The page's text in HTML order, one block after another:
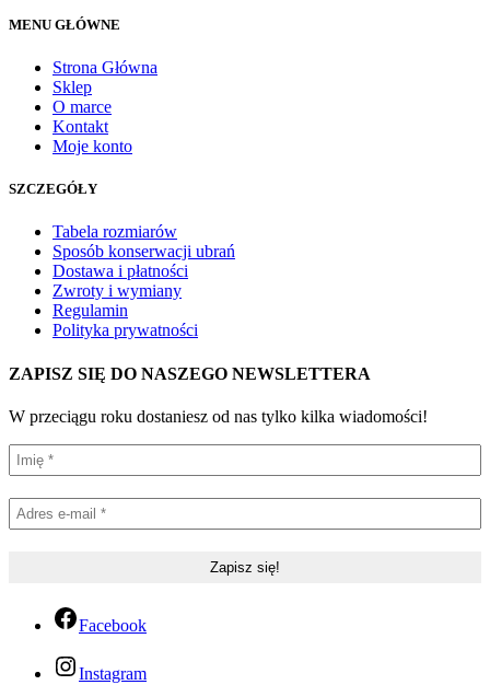
MENU GŁÓWNE
Strona Główna
Sklep
O marce
Kontakt
Moje konto
SZCZEGÓŁY
Tabela rozmiarów
Sposób konserwacji ubrań
Dostawa i płatności
Zwroty i wymiany
Regulamin
Polityka prywatności
ZAPISZ SIĘ DO NASZEGO NEWSLETTERA
W przeciągu roku dostaniesz od nas tylko kilka wiadomości!
Facebook
Instagram